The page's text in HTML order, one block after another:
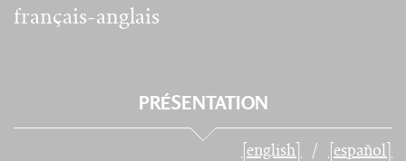
français-anglais
PRÉSENTATION
[english] [español]